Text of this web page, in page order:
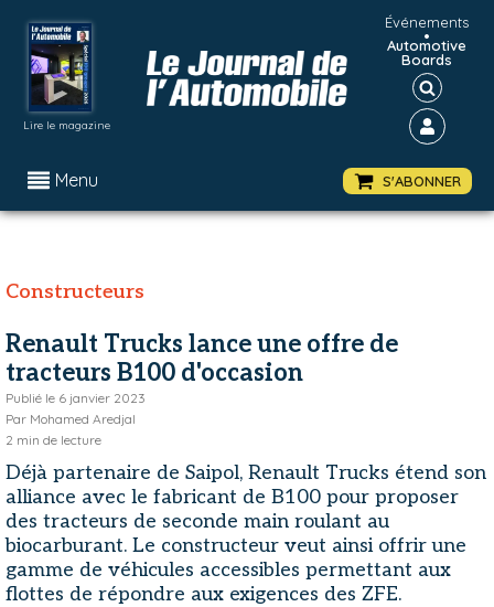
Lire le magazine
Événements
•
Automotive
Boards
Menu S'ABONNER
Constructeurs
Renault Trucks lance une offre de
tracteurs B100 d'occasion
Publié le 6 janvier 2023
Par Mohamed Aredjal
2 min de lecture
Déjà partenaire de Saipol, Renault Trucks étend son
alliance avec le fabricant de B100 pour proposer
des tracteurs de seconde main roulant au
biocarburant. Le constructeur veut ainsi offrir une
gamme de véhicules accessibles permettant aux
flottes de répondre aux exigences des ZFE.